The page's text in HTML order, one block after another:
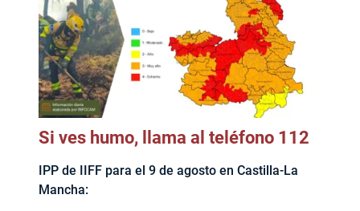
Si ves humo, llama al teléfono 112
IPP de IIFF para el 9 de agosto en Castilla-La
Mancha: